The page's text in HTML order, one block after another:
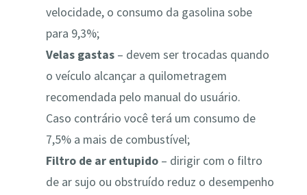
velocidade, o consumo da gasolina sobe
para 9,3%;
Velas gastas – devem ser trocadas quando
o veículo alcançar a quilometragem
recomendada pelo manual do usuário.
Caso contrário você terá um consumo de
7,5% a mais de combustível;
Filtro de ar entupido – dirigir com o filtro
de ar sujo ou obstruído reduz o desempenho